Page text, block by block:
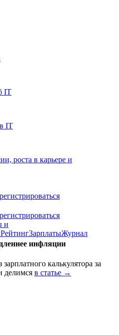
IT
IT
роста в карьере и
и
РейтингЗарплатыЖурнал
инфляции
калькулятора за
делимся в статье →